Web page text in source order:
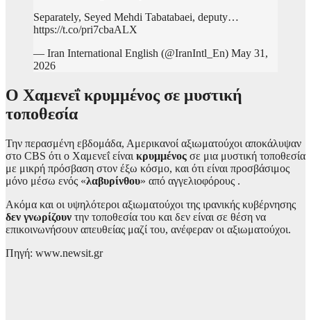
Separately, Seyed Mehdi Tabatabaei, deputy…
https://t.co/pri7cbaALX
— Iran International English (@IranIntl_En) May 31,
2026
Ο Χαμενεΐ κρυμμένος σε μυστική
τοποθεσία
Την περασμένη εβδομάδα, Αμερικανοί αξιωματούχοι αποκάλυψαν
στο CBS ότι ο Χαμενεΐ είναι κρυμμένος σε μια μυστική τοποθεσία
με μικρή πρόσβαση στον έξω κόσμο, και ότι είναι προσβάσιμος
μόνο μέσω ενός «λαβυρίνθου» από αγγελιοφόρους .
Ακόμα και οι υψηλότεροι αξιωματούχοι της ιρανικής κυβέρνησης
δεν γνωρίζουν την τοποθεσία του και δεν είναι σε θέση να
επικοινωνήσουν απευθείας μαζί του, ανέφεραν οι αξιωματούχοι.
Πηγή: www.newsit.gr